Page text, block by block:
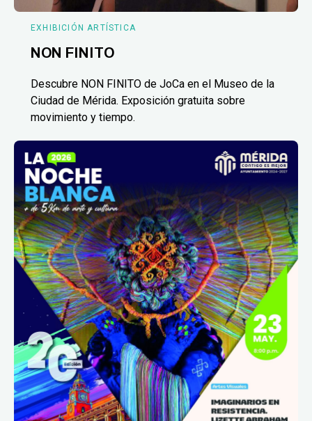
EXHIBICIÓN ARTÍSTICA
NON FINITO
Descubre NON FINITO de JoCa en el Museo de la
Ciudad de Mérida. Exposición gratuita sobre
movimiento y tiempo.